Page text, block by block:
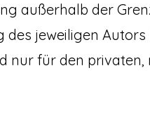
außerhalb der
jeweiligen Autors
nur für den